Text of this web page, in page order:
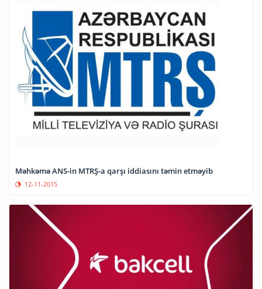
Məhkəmə ANS-in MTRŞ-a qarşı iddiasını təmin etməyib
12-11-2015